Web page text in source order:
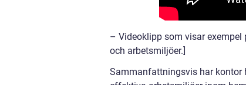
– Videoklipp som visar
och arbetsmiljöer.]
Sammanfattningsvis har kontor